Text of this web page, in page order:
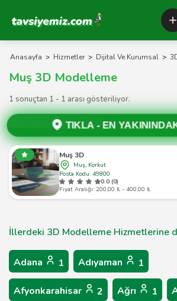
Tavsiyemiz Anasayfa
Anasayfa > Hizmetler > Dijital Ve Kurumsal >
Muş 3D Modelleme
1 sonuçtan 1 - 1 arası gösteriliyor.
TIKLA - EN
Muş 3D
Muş, Korkut
Posta Kodu: 49800
0.0 (0)
Fiyat Aralığı: 200,00 ₺ - 400,00 ₺
İllerdeki 3D Modelleme Hizmetlerine
Adana 1 Adıyaman 1
Afyonkarahisar 2 Ağrı 1